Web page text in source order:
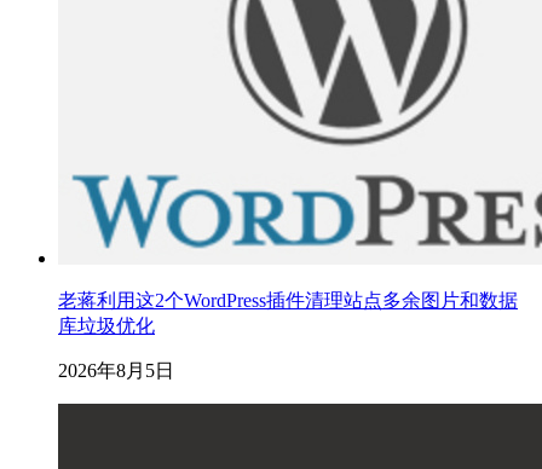
老蒋利用这2个WordPress插件清理站点多余图片和数据
库垃圾优化
2026年8月5日